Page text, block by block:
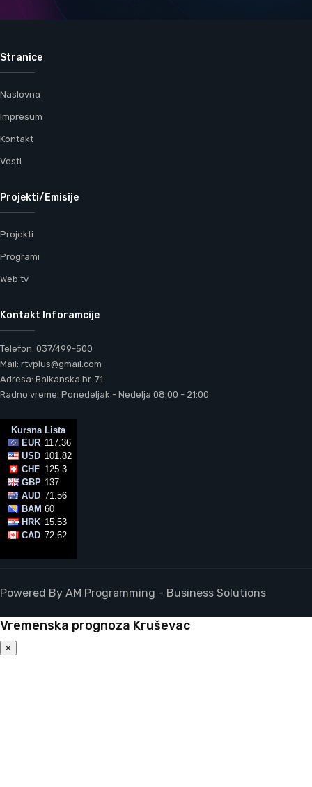
Stranice
Naslovna
Impresum
Kontakt
Vesti
Projekti/Emisije
Projekti
Programi
Web tv
Kontakt Inforamcije
Telefon: 037/499-500
Mail: rtvplus@gmail.com
Adresa: Balkanska br. 71
Radno vreme: Ponedeljak - Nedelja 08:00 - 21:00
Powered By AM Programming - Business Solutions
Vremenska prognoza Kruševac
×